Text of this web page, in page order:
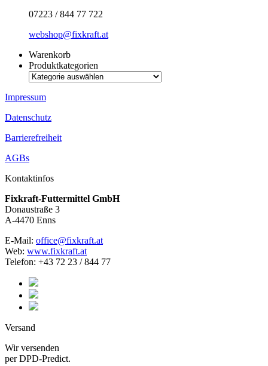
07223 / 844 77 722
webshop@fixkraft.at
Warenkorb
Produktkategorien
Impressum
Datenschutz
Barrierefreiheit
AGBs
Kontaktinfos
Fixkraft-Futtermittel GmbH
Donaustraße 3
A-4470 Enns
E-Mail: office@fixkraft.at
Web: www.fixkraft.at
Telefon: +43 72 23 / 844 77
Versand
Wir versenden
per DPD-Predict.